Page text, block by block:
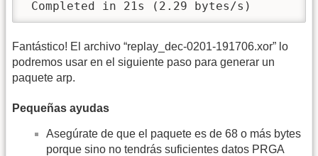
Completed in 21s (2.29 bytes/s)
Fantástico! El archivo “replay_dec-0201-191706.xor” lo
podremos usar en el siguiente paso para generar un
paquete arp.
Pequeñas ayudas
Asegúrate de que el paquete es de 68 o más bytes
porque sino no tendrás suficientes datos PRGA